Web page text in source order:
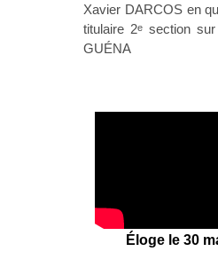
Xavier DARCOS en
titulaire 2e section sur
GUÉNA
Éloge le 30